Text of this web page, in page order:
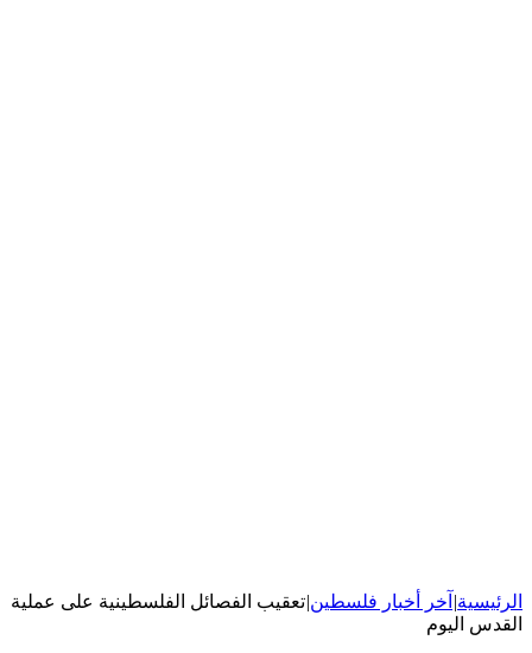
الرئيسية| آخر أخبار فلسطين|تعقيب الفصائل الفلسطينية على عملية
القدس اليوم